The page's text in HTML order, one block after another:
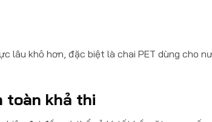
lâu khô hơn, đặc biệt là chai PET dùng cho
toàn khả thi